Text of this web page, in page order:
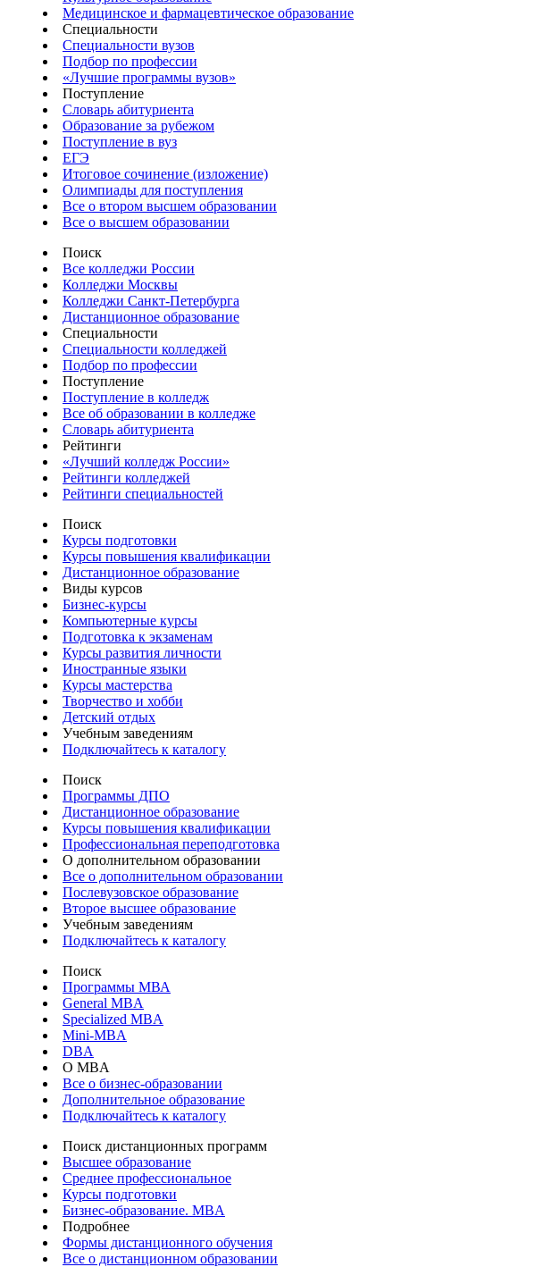
Медицинское и фармацевтическое образование
Специальности
Специальности вузов
Подбор по профессии
«Лучшие программы вузов»
Поступление
Словарь абитуриента
Образование за рубежом
Поступление в вуз
ЕГЭ
Итоговое сочинение (изложение)
Олимпиады для поступления
Все о втором высшем образовании
Все о высшем образовании
Поиск
Все колледжи России
Колледжи Москвы
Колледжи Санкт-Петербурга
Дистанционное образование
Специальности
Специальности колледжей
Подбор по профессии
Поступление
Поступление в колледж
Все об образовании в колледже
Словарь абитуриента
Рейтинги
«Лучший колледж России»
Рейтинги колледжей
Рейтинги специальностей
Поиск
Курсы подготовки
Курсы повышения квалификации
Дистанционное образование
Виды курсов
Бизнес-курсы
Компьютерные курсы
Подготовка к экзаменам
Курсы развития личности
Иностранные языки
Курсы мастерства
Творчество и хобби
Детский отдых
Учебным заведениям
Подключайтесь к каталогу
Поиск
Программы ДПО
Дистанционное образование
Курсы повышения квалификации
Профессиональная переподготовка
О дополнительном образовании
Все о дополнительном образовании
Послевузовское образование
Второе высшее образование
Учебным заведениям
Подключайтесь к каталогу
Поиск
Программы МВА
General MBA
Specialized MBA
Mini-MBA
DBA
О MBA
Все о бизнес-образовании
Дополнительное образование
Подключайтесь к каталогу
Поиск дистанционных программ
Высшее образование
Среднее профессиональное
Курсы подготовки
Бизнес-образование. MBA
Подробнее
Формы дистанционного обучения
Все о дистанционном образовании